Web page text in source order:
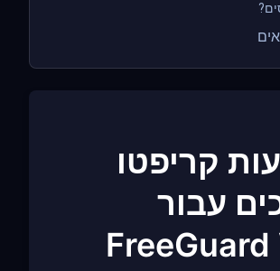
קריפטו
עבור
FreeGuard